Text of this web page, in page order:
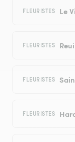
FLEURISTES Le
FLEURISTES
FLEURISTES
FLEURISTES